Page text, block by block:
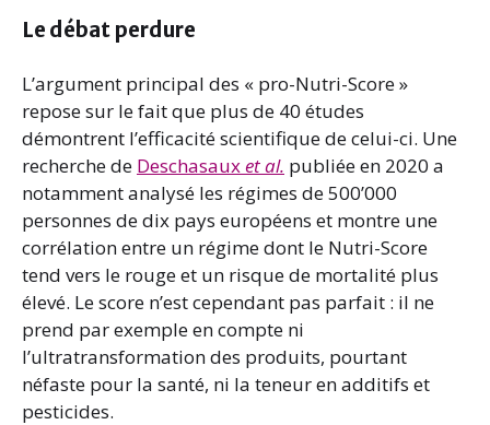
Le débat perdure
L’argument principal des « pro-Nutri-Score »
repose sur le fait que plus de 40 études
démontrent l’efficacité scientifique de celui-ci. Une
recherche de Deschasauxet al. publiée en 2020 a
notamment analysé les régimes de 500’000
personnes de dix pays européens et montre une
corrélation entre un régime dont le Nutri-Score
tend vers le rouge et un risque de mortalité plus
élevé. Le score n’est cependant pas parfait : il ne
prend par exemple en compte ni
l’ultratransformation des produits, pourtant
néfaste pour la santé, ni la teneur en additifs et
pesticides.